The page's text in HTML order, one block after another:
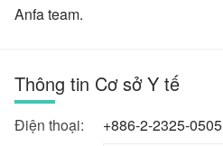
Anfa team.
Thông tin Cơ sở Y tế
Điện thoại: +886-2-2325-0505